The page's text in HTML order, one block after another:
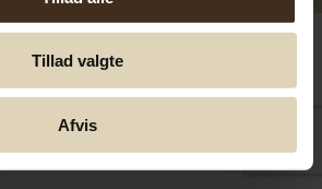
Tillad valgte
Afvis